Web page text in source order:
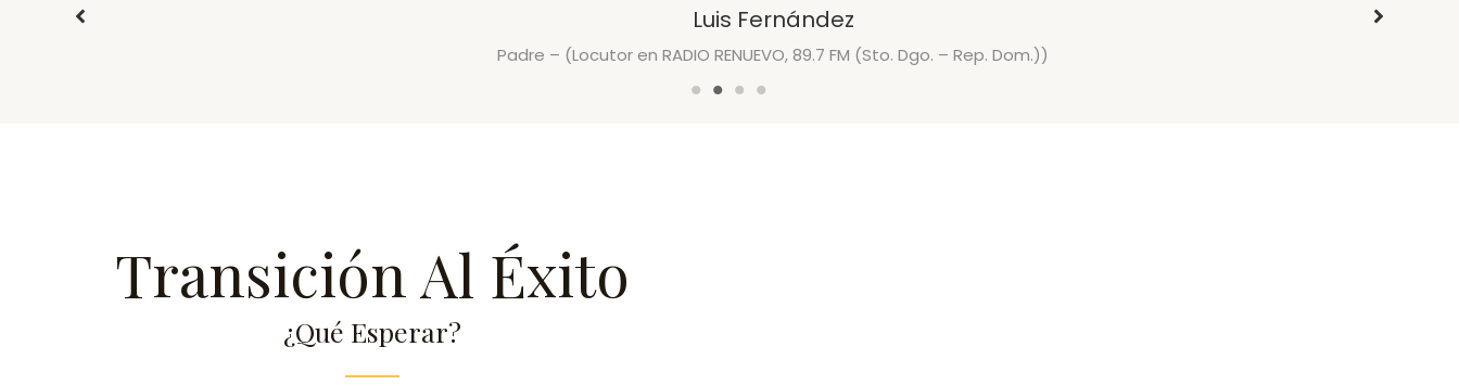
Luis Fernández
Padre – (Locutor en RADIO RENUEVO, 89.7 FM (Sto. Dgo. – Rep. Dom.))
Transición Al Éxito
¿Qué Esperar?